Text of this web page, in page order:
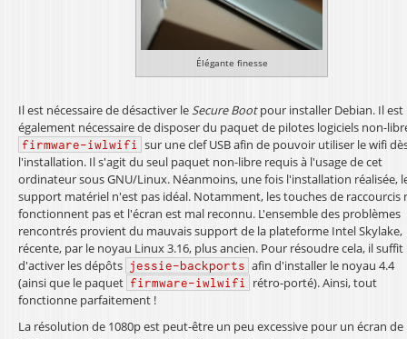
Élégante finesse
Il est nécessaire de désactiver le Secure Bootpour installer Debian. Il est
également nécessaire de disposer du paquet de pilotes logiciels non-
firmware-iwlwifi
sur une clef USB afin de pouvoir utiliser le wifi
l'installation. Il s'agit du seul paquet non-libre requis à l'usage de cet
ordinateur sous GNU/Linux. Néanmoins, une fois l'installation réalisée,
support matériel n'est pas idéal. Notamment, les touches de raccourcis
fonctionnent pas et l'écran est mal reconnu. L'ensemble des problèmes
rencontrés provient du mauvais support de la plateforme Intel Skylake,
récente, par le noyau Linux 3.16, plus ancien. Pour résoudre cela, il suffit
d'activer les dépôts jessie-backports afin d'installer le noyau 4.4
(ainsi que le paquet firmware-iwlwifi
rétro-porté). Ainsi, tout
fonctionne parfaitement !
La résolution de 1080p est peut-être un peu excessive pour un écran de